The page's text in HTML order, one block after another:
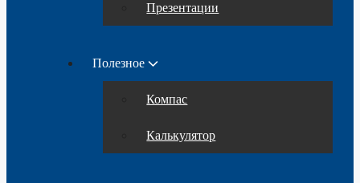
Презентации
Полезное
Компас
Калькулятор